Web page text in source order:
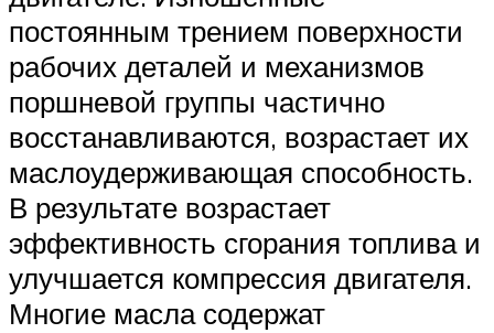
постоянным трением поверхности
рабочих деталей и механизмов
поршневой группы частично
восстанавливаются, возрастает их
маслоудерживающая способность.
В результате возрастает
эффективность сгорания топлива и
улучшается компрессия двигателя.
Многие масла содержат